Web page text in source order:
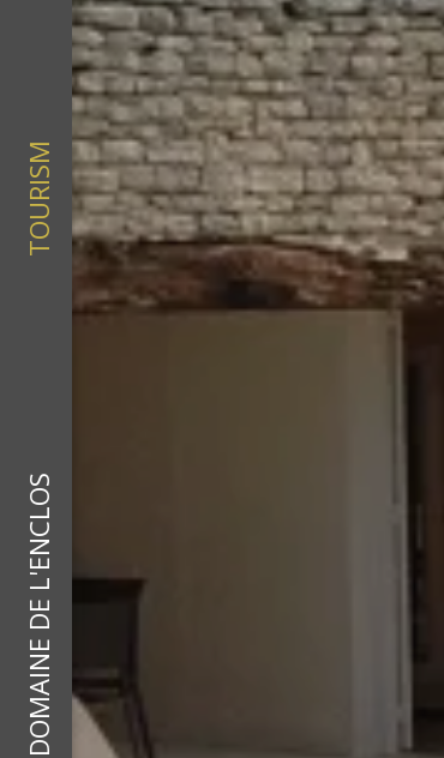
TOURISM
DOMAINE DE L'ENCLOS